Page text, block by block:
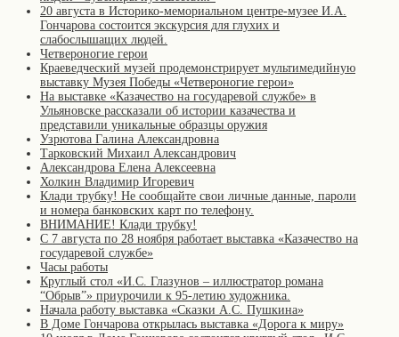
20 августа в Историко-мемориальном центре-музее И.А.
Гончарова состоится экскурсия для глухих и
слабослышащих людей.
Четвероногие герои
Краеведческий музей продемонстрирует мультимедийную
выставку Музея Победы «Четвероногие герои»
На выставке «Казачество на государевой службе» в
Ульяновске рассказали об истории казачества и
представили уникальные образцы оружия
Узрютова Галина Александровна
Тарковский Михаил Александрович
Александрова Елена Алексеевна
Холкин Владимир Игоревич
Клади трубку! Не сообщайте свои личные данные, пароли
и номера банковских карт по телефону.
ВНИМАНИЕ! Клади трубку!
С 7 августа по 28 ноября работает выставка «Казачество на
государевой службе»
Часы работы
Круглый стол «И.С. Глазунов – иллюстратор романа
“Обрыв”» приурочили к 95-летию художника.
Начала работу выставка «Сказки А.С. Пушкина»
В Доме Гончарова открылась выставка «Дорога к миру»